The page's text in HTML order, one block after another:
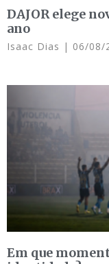
DAJOR elege
ano
Isaac Dias 06/08/
Em que